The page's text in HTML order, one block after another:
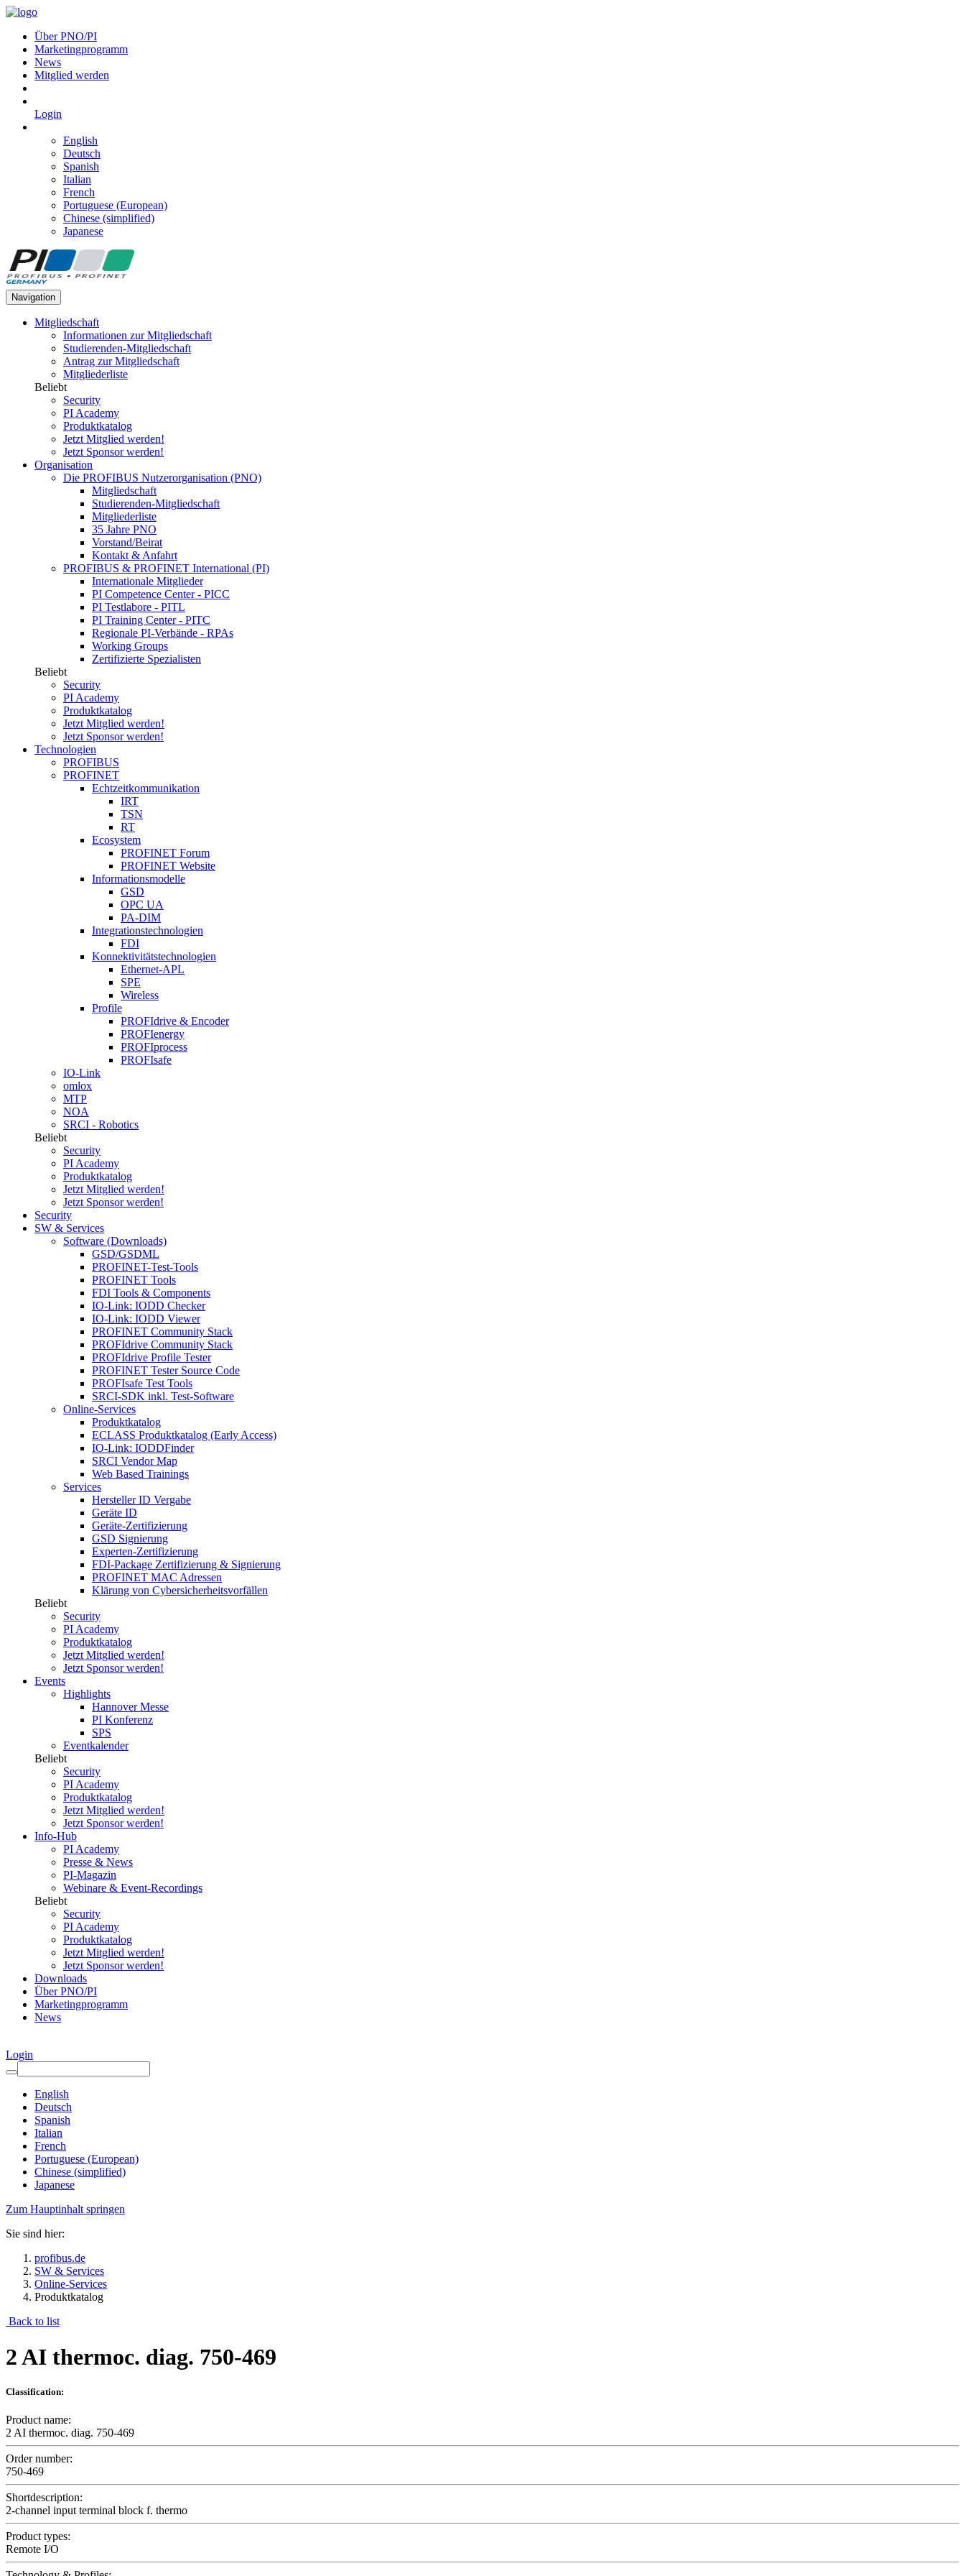
Über PNO/PI
Marketingprogramm
News
Mitglied werden
Login
English
Deutsch
Spanish
Italian
French
Portuguese (European)
Chinese (simplified)
Japanese
Navigation
Mitgliedschaft
Informationen zur Mitgliedschaft
Studierenden-Mitgliedschaft
Antrag zur Mitgliedschaft
Mitgliederliste
Beliebt
Security
PI Academy
Produktkatalog
Jetzt Mitglied werden!
Jetzt Sponsor werden!
Organisation
Die PROFIBUS Nutzerorganisation (PNO)
Mitgliedschaft
Studierenden-Mitgliedschaft
Mitgliederliste
35 Jahre PNO
Vorstand/Beirat
Kontakt & Anfahrt
PROFIBUS & PROFINET International (PI)
Internationale Mitglieder
PI Competence Center - PICC
PI Testlabore - PITL
PI Training Center - PITC
Regionale PI-Verbände - RPAs
Working Groups
Zertifizierte Spezialisten
Beliebt
Security
PI Academy
Produktkatalog
Jetzt Mitglied werden!
Jetzt Sponsor werden!
Technologien
PROFIBUS
PROFINET
Echtzeitkommunikation
IRT
TSN
RT
Ecosystem
PROFINET Forum
PROFINET Website
Informationsmodelle
GSD
OPC UA
PA-DIM
Integrationstechnologien
FDI
Konnektivitätstechnologien
Ethernet-APL
SPE
Wireless
Profile
PROFIdrive & Encoder
PROFIenergy
PROFIprocess
PROFIsafe
IO-Link
omlox
MTP
NOA
SRCI - Robotics
Beliebt
Security
PI Academy
Produktkatalog
Jetzt Mitglied werden!
Jetzt Sponsor werden!
Security
SW & Services
Software (Downloads)
GSD/GSDML
PROFINET-Test-Tools
PROFINET Tools
FDI Tools & Components
IO-Link: IODD Checker
IO-Link: IODD Viewer
PROFINET Community Stack
PROFIdrive Community Stack
PROFIdrive Profile Tester
PROFINET Tester Source Code
PROFIsafe Test Tools
SRCI-SDK inkl. Test-Software
Online-Services
Produktkatalog
ECLASS Produktkatalog (Early Access)
IO-Link: IODDFinder
SRCI Vendor Map
Web Based Trainings
Services
Hersteller ID Vergabe
Geräte ID
Geräte-Zertifizierung
GSD Signierung
Experten-Zertifizierung
FDI-Package Zertifizierung & Signierung
PROFINET MAC Adressen
Klärung von Cybersicherheitsvorfällen
Beliebt
Security
PI Academy
Produktkatalog
Jetzt Mitglied werden!
Jetzt Sponsor werden!
Events
Highlights
Hannover Messe
PI Konferenz
SPS
Eventkalender
Beliebt
Security
PI Academy
Produktkatalog
Jetzt Mitglied werden!
Jetzt Sponsor werden!
Info-Hub
PI Academy
Presse & News
PI-Magazin
Webinare & Event-Recordings
Beliebt
Security
PI Academy
Produktkatalog
Jetzt Mitglied werden!
Jetzt Sponsor werden!
Downloads
Über PNO/PI
Marketingprogramm
News
Login
English
Deutsch
Spanish
Italian
French
Portuguese (European)
Chinese (simplified)
Japanese
Zum Hauptinhalt springen
Sie sind hier:
profibus.de
SW & Services
Online-Services
Produktkatalog
Back to list
2 AI thermoc. diag. 750-469
Classification:
Product name:
2 AI thermoc. diag. 750-469
Order number:
750-469
Shortdescription:
2-channel input terminal block f. thermo
Product types:
Remote I/O